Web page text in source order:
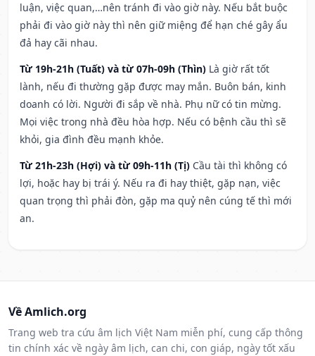
luận, việc quan,…nên tránh đi vào giờ này. Nếu bắt buộc
phải đi vào giờ này thì nên giữ miệng để hạn ché gây ẩu
đả hay cãi nhau.
Từ 19h-21h (Tuất) và từ 07h-09h (Thìn) Là giờ rất tốt
lành, nếu đi thường gặp được may mắn. Buôn bán, kinh
doanh có lời. Người đi sắp về nhà. Phụ nữ có tin mừng.
Mọi việc trong nhà đều hòa hợp. Nếu có bệnh cầu thì sẽ
khỏi, gia đình đều mạnh khỏe.
Từ 21h-23h (Hợi) và từ 09h-11h (Tị) Cầu tài thì không có
lợi, hoặc hay bị trái ý. Nếu ra đi hay thiệt, gặp nạn, việc
quan trọng thì phải đòn, gặp ma quỷ nên cúng tế thì mới
an.
Về Amlich.org
Trang web tra cứu âm lịch Việt Nam miễn phí, cung cấp thông
tin chính xác về ngày âm lịch, can chi, con giáp, ngày tốt xấu